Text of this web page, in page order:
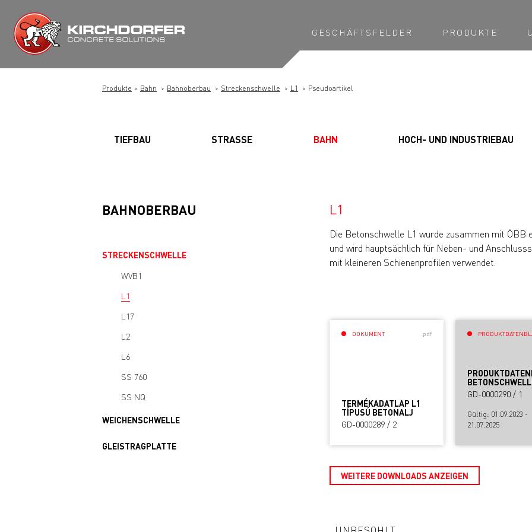
Inhalt
springen
GESCHÄFTSFELDER PRODUKTE
Produkte Bahn Bahnoberbau Streckenschwelle L1 Pseudoartikel
TIEFBAU STRASSE BAHN HOCH- UND INDUSTRIEBAU
BAHNOBERBAU
STRECKENSCHWELLE
WVB1
L1
L17
L2
L6
SS 760
SS NQ
WEICHENSCHWELLE
GLEISTRAGPLATTE
L1
Die Betonschwelle L1 wurde zusammen mit ÖBB
und wird hauptsächlich für Neben- und
mit kleineren Schienenprofilen verwendet.
GD-0000290 / 1
Gültig: 01.09.2023 -
21.07.2025
DOKUMENT .pdf
TERMÉKADATLAP L1
TÍPUSÚ BETONALJ
GD-0000289 / 2
WEITERE DOWNLOADS ANZEIGEN